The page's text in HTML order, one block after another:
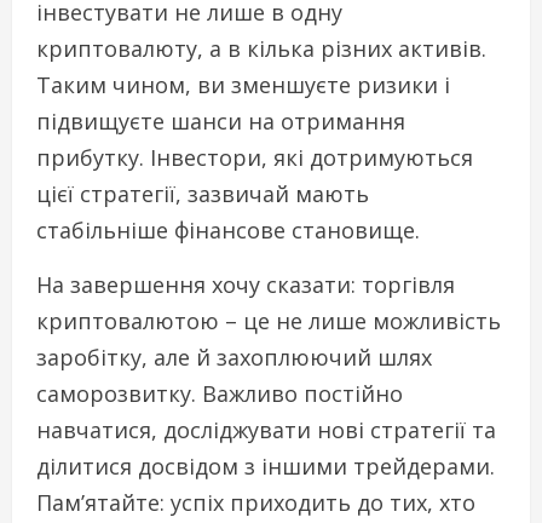
інвестувати не лише в одну
криптовалюту, а в кілька різних активів.
Таким чином, ви зменшуєте ризики і
підвищуєте шанси на отримання
прибутку. Інвестори, які дотримуються
цієї стратегії, зазвичай мають
стабільніше фінансове становище.
На завершення хочу сказати: торгівля
криптовалютою – це не лише можливість
заробітку, але й захоплюючий шлях
саморозвитку. Важливо постійно
навчатися, досліджувати нові стратегії та
ділитися досвідом з іншими трейдерами.
Пам’ятайте: успіх приходить до тих, хто